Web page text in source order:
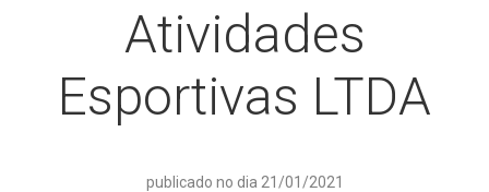
Atividades
Esportivas LTDA
publicado no dia 21/01/2021